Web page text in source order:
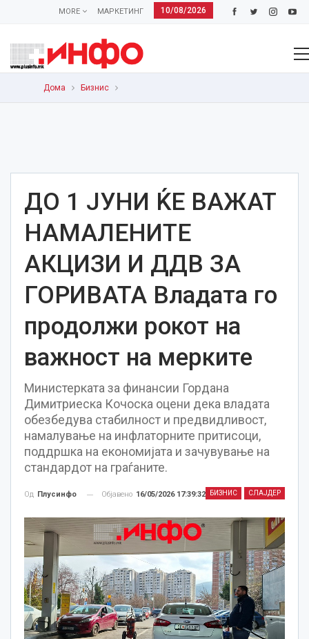
10/08/2026
МАРКЕТИНГ
MORE
Дома Бизнис
ДО 1 ЈУНИ ЌЕ ВАЖАТ
НАМАЛЕНИТЕ
АКЦИЗИ И ДДВ ЗА
ГОРИВАТА Владата го
продолжи рокот на
важност на мерките
Министерката за финансии Гордана
Димитриеска Кочоска оцени дека владата
обезбедува стабилност и предвидливост,
намалување на инфлаторните притисоци,
поддршка на економијата и зачувување на
стандардот на граѓаните.
БИЗНИС СЛАЈДЕР
Од Плусинфо Објавено 16/05/2026 17:39:32